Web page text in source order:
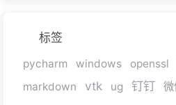
标签
pycharm windows openssl
markdown
vtk ug 钉钉